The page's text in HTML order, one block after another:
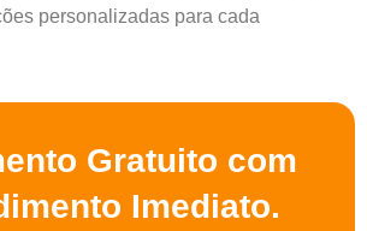
personalizadas para cada
Gratuito com
Imediato.